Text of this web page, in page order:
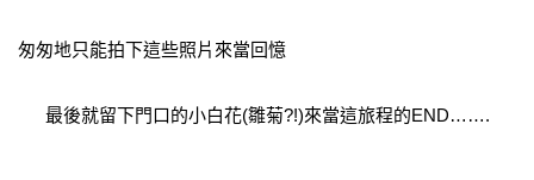
匆匆地只能拍下這些照片來當回憶
最後就留下門口的小白花(雛菊?!)來當這旅程的END…….